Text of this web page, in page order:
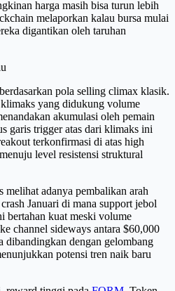
harga masih bisa turun lebih
melaporkan kalau bursa mulai
digantikan oleh taruhan
berdasarkan pola selling climax klasik.
yang didukung volume
akumulasi oleh pemain
garis trigger atas dari klimaks ini
terkonfirmasi di atas high
level resistensi struktural
melihat adanya pembalikan arah
Januari di mana support jebol
bertahan kuat meski volume
channel sideways antara $60,000
dengan gelombang
potensi tren naik baru